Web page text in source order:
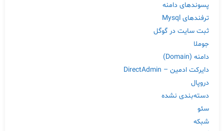
پسوندهای دامنه
ترفندهای Mysql
ثبت سایت در گوگل
جوملا
دامنه (Domain)
دایرکت ادمین – DirectAdmin
دروپال
دسته‌بندی نشده
سئو
شبکه